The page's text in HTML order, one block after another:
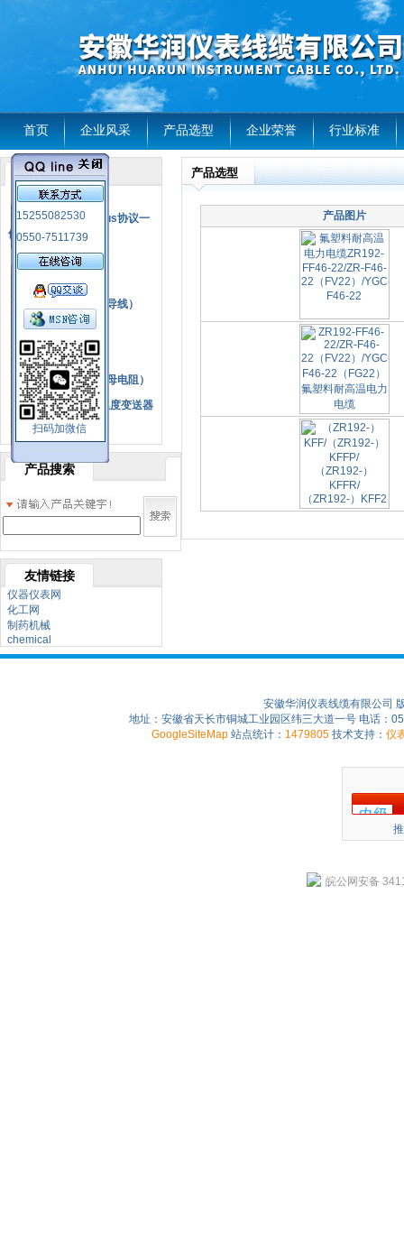
首页 企业风采 产品选型 企业荣誉 行业标准
15255082530
0550-7511739
扫码加微信
产品列表
风电温度传感器
RS485通讯modbus协议一
体化现场智能仪表
热电偶
热电偶补偿电缆（导线）
振动传感器
热电阻
铂热电阻元件（云母电阻）
SBW系列一体化温度变送器
双金属温度计
产品搜索
友情链接
仪器仪表网
化工网
制药机械
chemical
产品选型
产品图片
安徽华润仪表线缆有限公司
地址：安徽省天长市铜城工业园区纬三大道一号 电话：
GoogleSiteMap 站点统计： 1479805 技术支持： 仪
皖公网安备